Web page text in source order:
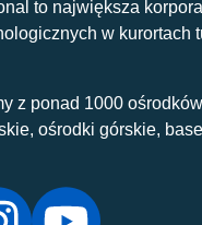
to największa
w kurortach
z ponad 1000
ośrodki górskie,